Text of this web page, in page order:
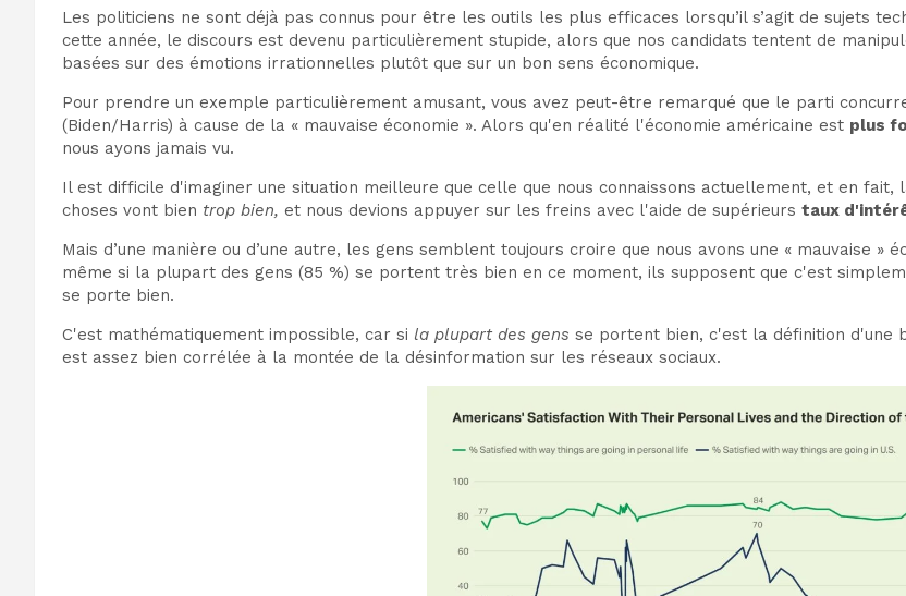
Les politiciens ne sont déjà pas connus pour être les outils les plus efficaces lorsqu’il s’agit de sujets
cette année, le discours est devenu particulièrement stupide, alors que nos candidats tentent de
basées sur des émotions irrationnelles plutôt que sur un bon sens économique.
Pour prendre un exemple particulièrement amusant, vous avez peut-être remarqué que le parti
(Biden/Harris) à cause de la « mauvaise économie ». Alors qu'en réalité l'économie américaine est plus
nous ayons jamais vu.
Il est difficile d'imaginer une situation meilleure que celle que nous connaissons actuellement, et en fait,
choses vont bien trop bien, et nous devions appuyer sur les freins avec l'aide de supérieurs taux
Mais d’une manière ou d’une autre, les gens semblent toujours croire que nous avons une « mauvaise
même si la plupart des gens (85 %) se portent très bien en ce moment, ils supposent que c'est
se porte bien.
C'est mathématiquement impossible, car si la plupart des gens se portent bien, c'est la définition d'une
est assez bien corrélée à la montée de la désinformation sur les réseaux sociaux.